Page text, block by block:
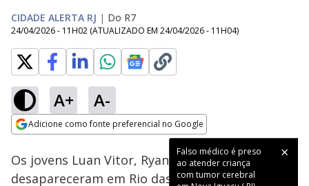
CIDADE ALERTA RJ | Do R7
24/04/2026 - 11H02 (ATUALIZADO EM 24/04/2026 - 11H04)
A+ A-
Adicione como fonte preferencial no Google
Falso médico é preso
ao atender criança
com tumor cerebral
Ativar
:
39.46%
Os jovens Luan Vitor, Ryan Palhares e João Ícaro
desapareceram em Rio das Pedras, na zona